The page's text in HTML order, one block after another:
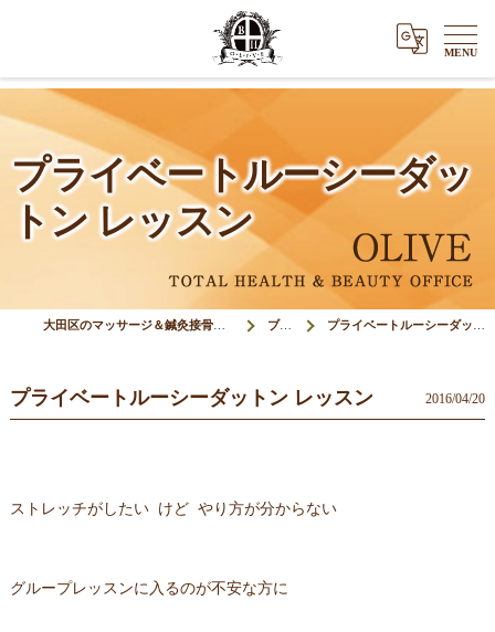
プライベートルーシーダッ
トン レッスン
大田区のマッサージ＆鍼灸接骨院オリーブ(Olive) ブログ プライベートルーシーダットン レッスン
プライベートルーシーダットン レッスン 2016/04/20
ストレッチがしたい けど やり方が分からない
グループレッスンに入るのが不安な方に